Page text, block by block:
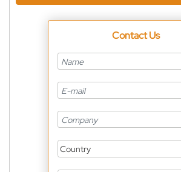
Contact Us
Country